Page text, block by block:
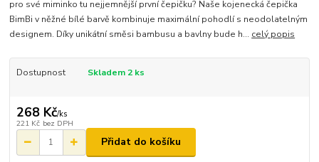
pro své miminko tu nejjemnější první čepičku? Naše kojenecká čepička
BimBi v něžné bílé barvě kombinuje maximální pohodlí s neodolatelným
designem. Díky unikátní směsi bambusu a bavlny bude h... celý popis
Dostupnost Skladem 2 ks
268 Kč/ks
221 Kč bez DPH
Přidat do košíku